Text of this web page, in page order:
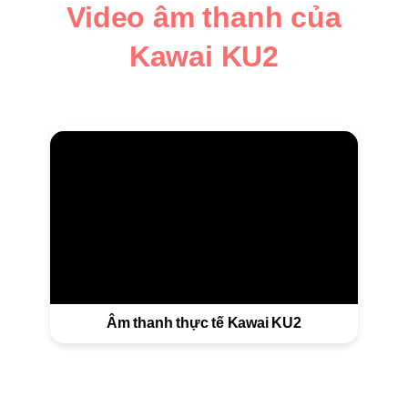
Video âm thanh của
Kawai KU2
Âm thanh thực tế Kawai KU2